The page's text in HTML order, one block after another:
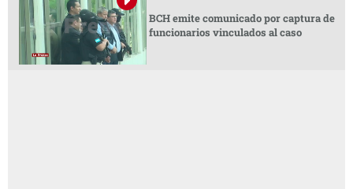
BCH emite comunicado por captura de
funcionarios vinculados al caso